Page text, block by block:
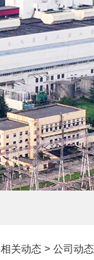
相关动态 > 公司动态